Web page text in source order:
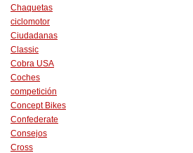
Chaquetas
ciclomotor
Ciudadanas
Classic
Cobra USA
Coches
competición
Concept Bikes
Confederate
Consejos
Cross